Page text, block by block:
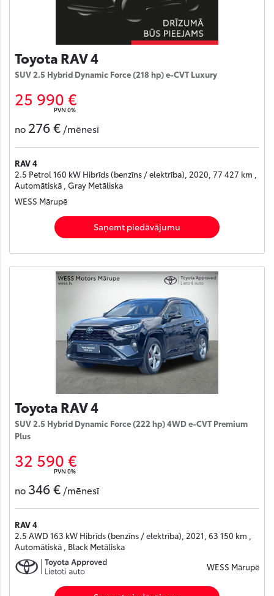
Toyota RAV 4
SUV 2.5 Hybrid Dynamic Force (218 hp) e-CVT Luxury
25 990 €
PVN 0%
no 276 € /mēnesī
RAV 4
2.5 Petrol 160 kW Hibrīds (benzīns / elektrība), 2020, 77 427 km ,
Automātiskā , Gray Metāliska
WESS Mārupē
Saņemt piedāvājumu
Toyota RAV 4
SUV 2.5 Hybrid Dynamic Force (222 hp) 4WD e-CVT Premium
Plus
32 590 €
PVN 0%
no 346 € /mēnesī
RAV 4
2.5 AWD 163 kW Hibrīds (benzīns / elektrība), 2021, 63 150 km ,
Automātiskā , Black Metāliska
WESS Mārupē